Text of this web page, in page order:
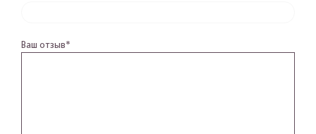
Ваш отзыв*